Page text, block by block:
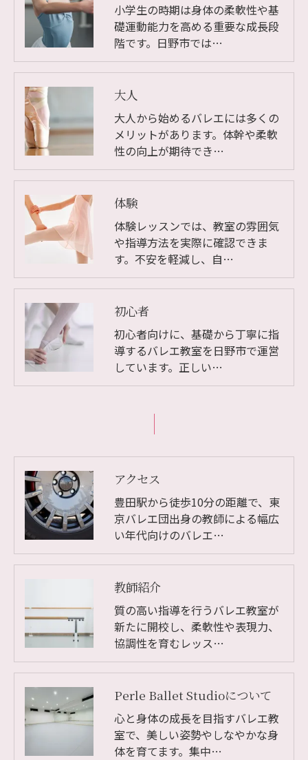
小学生の時期は身体の柔軟性や基
礎運動能力を高める重要な成長段
階です。日野市では…
大人
大人から始めるバレエには多くの
メリットがあります。体幹や柔軟
性の向上が期待でき…
体験
体験レッスンでは、教室の雰囲気
や指導方法を実際に確認できま
す。不安を軽減し、自…
初心者
初心者向けに、基礎から丁寧に指
導するバレエ教室を日野市で運営
しています。正しい…
アクセス
豊田駅から徒歩10分の距離で、東
京バレエ団出身の教師による幅広
い年代向けのバレエ…
教師紹介
質の高い指導を行うバレエ教室が
新たに開校し、柔軟性や表現力、
協調性を育むレッス…
Perle Ballet Studioについて
心と身体の成長を目指すバレエ教
室で、美しい姿勢やしなやかな身
体を育てます。集中…